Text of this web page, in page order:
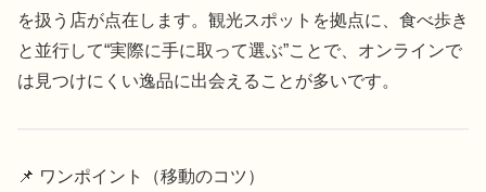
を扱う店が点在します。観光スポットを拠点に、食べ歩き
と並行して“実際に手に取って選ぶ”ことで、オンラインで
は見つけにくい逸品に出会えることが多いです。
📌 ワンポイント（移動のコツ）